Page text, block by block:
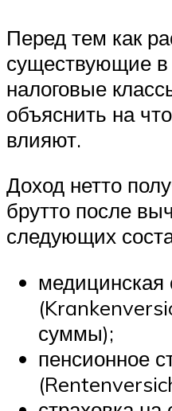
Перед тем как
существующие в
налоговые
объяснить на
влияют.
Доход нетто
брутто после
следующих
медицинская
суммы);
пенсионное